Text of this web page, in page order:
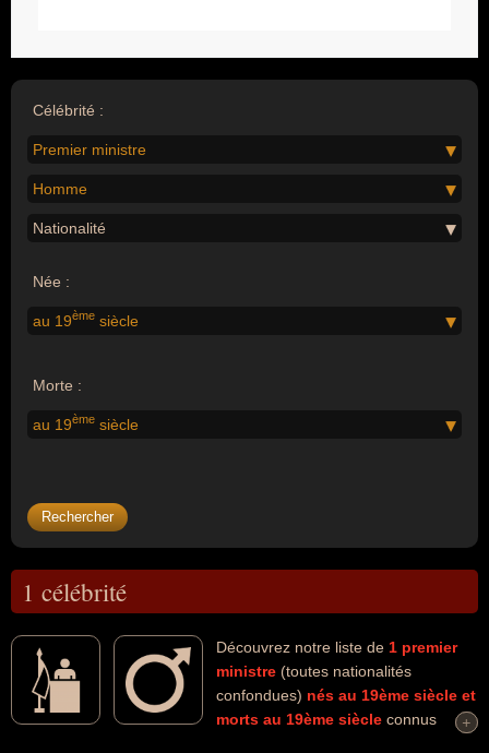
Célébrité :
Premier ministre
Homme
Nationalité
Née :
au 19ème siècle
Morte :
au 19ème siècle
1 célébrité
Découvrez notre liste de 1 premier
ministre (toutes nationalités
confondues) nés au 19ème siècle et
morts au 19ème siècle connus
+
+